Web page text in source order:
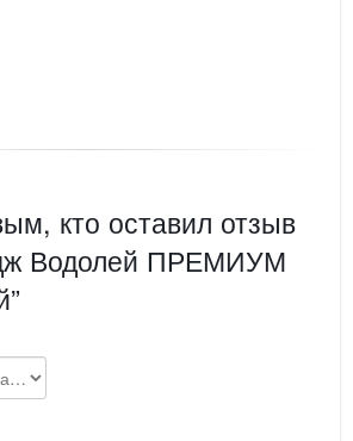
кто оставил отзыв
Водолей ПРЕМИУМ